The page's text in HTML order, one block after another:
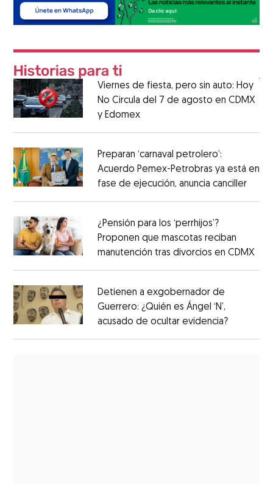
Viernes de fiesta, pero sin auto: Hoy
No Circula del 7 de agosto en CDMX
y Edomex
Preparan ‘carnaval petrolero’:
Acuerdo Pemex-Petrobras ya está en
fase de ejecución, anuncia canciller
¿Pensión para los ‘perrhijos’?
Proponen que mascotas reciban
manutención tras divorcios en CDMX
Detienen a exgobernador de
Guerrero: ¿Quién es Ángel ‘N’,
acusado de ocultar evidencia?